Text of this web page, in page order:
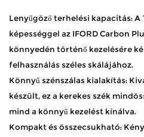
Lenyűgöző terhelési kapacitás:
képességgel az IFORD Carbon
könnyedén történő kezelésére
felhasználás széles skálájához.
Könnyű szénszálas kialakítás:
készült, ez a kerekes szék
mind a könnyű kezelést kínálva.
Kompakt és összecsukható: